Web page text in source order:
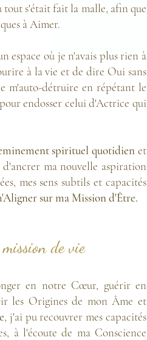
tout s'était fait la malle, afin que
à Aimer.
espace où je n'avais plus rien à
à la vie et de dire Oui sans
m'auto-détruire en répétant le
endosser celui d'Actrice qui
spirituel quotidien et
ma nouvelle aspiration
mes sens subtils et capacités
sur ma Mission d'Être.
de vie
en notre Cœur, guérir en
les Origines de mon Âme et
, j'ai pu recouvrer mes capacités
à l'écoute de ma Conscience